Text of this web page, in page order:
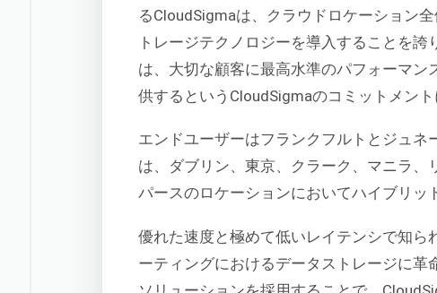
るCloudSigmaは、クラウドロケーション
トレージテクノロジーを導入することを
は、大切な顧客に最高水準のパフォーマ
供するというCloudSigmaのコミットメン
エンドユーザーはフランクフルトとジュ
は、ダブリン、東京、クラーク、マニラ、
パースのロケーションにおいてハイブリッ
優れた速度と極めて低いレイテンシで知ら
ーティングにおけるデータストレージに